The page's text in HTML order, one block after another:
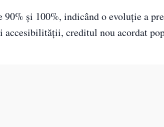
90% şi 100%, indicând o evoluţie a
creditul nou acordat